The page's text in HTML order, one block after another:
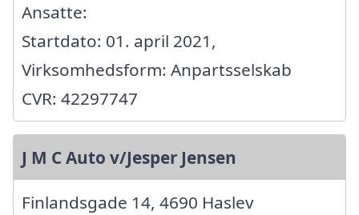
Ansatte:
Startdato: 01. april 2021,
Virksomhedsform: Anpartsselskab
CVR: 42297747
J M C Auto v/Jesper Jensen
Finlandsgade 14, 4690 Haslev